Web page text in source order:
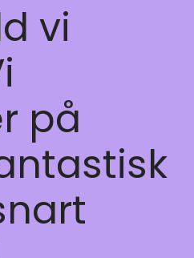
vi
på